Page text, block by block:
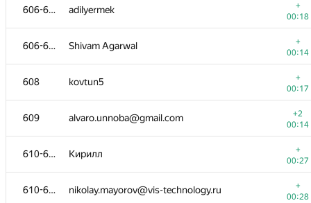
606-607 adilyermek
+
00:18
606-607 Shivam Agarwal
+
00:14
608 kovtun5
+
00:17
609 alvaro.unnoba@gmail.com
+2
00:14
610-613 Кирилл
+
00:27
610-613 nikolay.mayorov@vis-technology.ru
+
00:28